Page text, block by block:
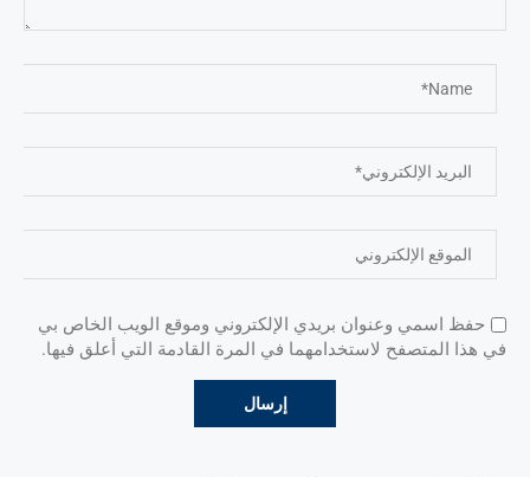
حفظ اسمي وعنوان بريدي الإلكتروني وموقع الويب الخاص بي
في هذا المتصفح لاستخدامهما في المرة القادمة التي أعلق فيها.